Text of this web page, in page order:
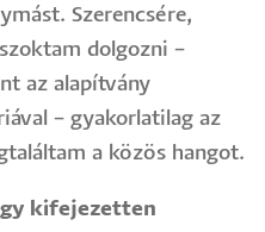
Szerencsére,
dolgozni –
az alapítvány
– gyakorlatilag az
a közös hangot.
kifejezetten